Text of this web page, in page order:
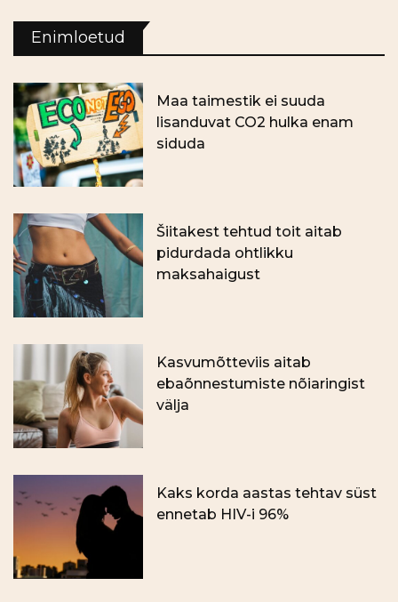
Enimloetud
Maa taimestik ei suuda
lisanduvat CO2 hulka enam
siduda
Šiitakest tehtud toit aitab
pidurdada ohtlikku
maksahaigust
Kasvumõtteviis aitab
ebaõnnestumiste nõiaringist
välja
Kaks korda aastas tehtav süst
ennetab HIV-i 96%